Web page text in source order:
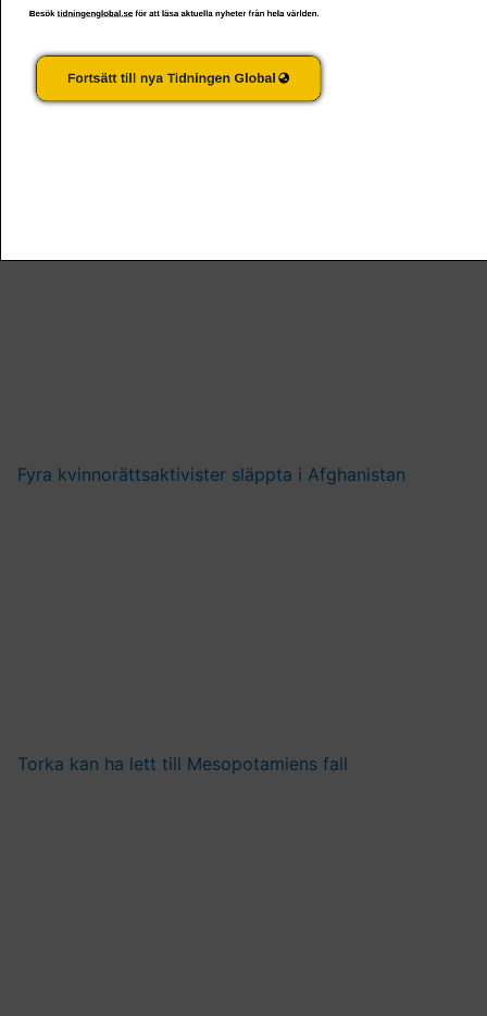
Fyra kvinnorättsaktivister släppta i Afghanistan
Torka kan ha lett till Mesopotamiens fall
Besök tidningenglobal.se för att läsa aktuella nyheter från hela världen.
Fortsätt till nya Tidningen Global